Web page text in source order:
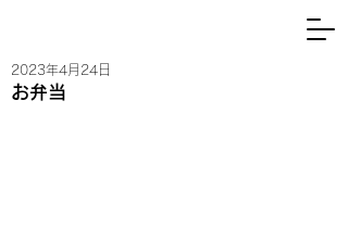
お弁当
2023年4月24日